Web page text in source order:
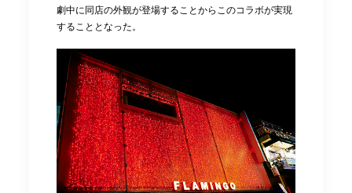
劇中に同店の外観が登場することからこのコラボが実現
することとなった。